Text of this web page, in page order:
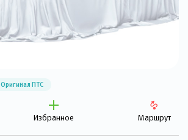
Оригинал ПТС
Избранное Маршрут